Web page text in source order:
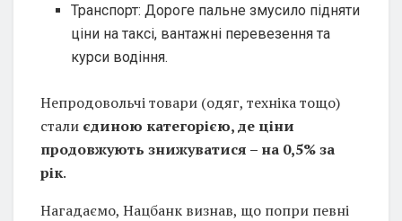
Транспорт: Дороге пальне змусило підняти
ціни на таксі, вантажні перевезення та
курси водіння.
Непродовольчі товари (одяг, техніка тощо)
стали єдиною категорією, де ціни
продовжують знижуватися – на 0,5% за
рік.
Нагадаємо, Нацбанк визнав, що попри певні